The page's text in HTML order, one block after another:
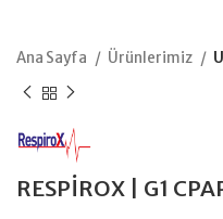
Ana Sayfa Ürünlerimiz
RESPİROX | G1